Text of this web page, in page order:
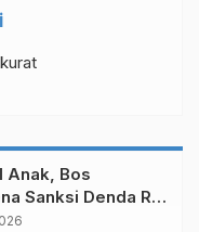
Anak, Bos
Sanksi Denda Rp